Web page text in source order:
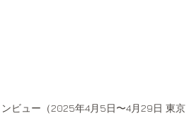
ビュー（2025年4月5日〜4月29日 東京